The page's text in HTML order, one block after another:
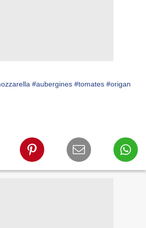
#aubergines #tomates #origan